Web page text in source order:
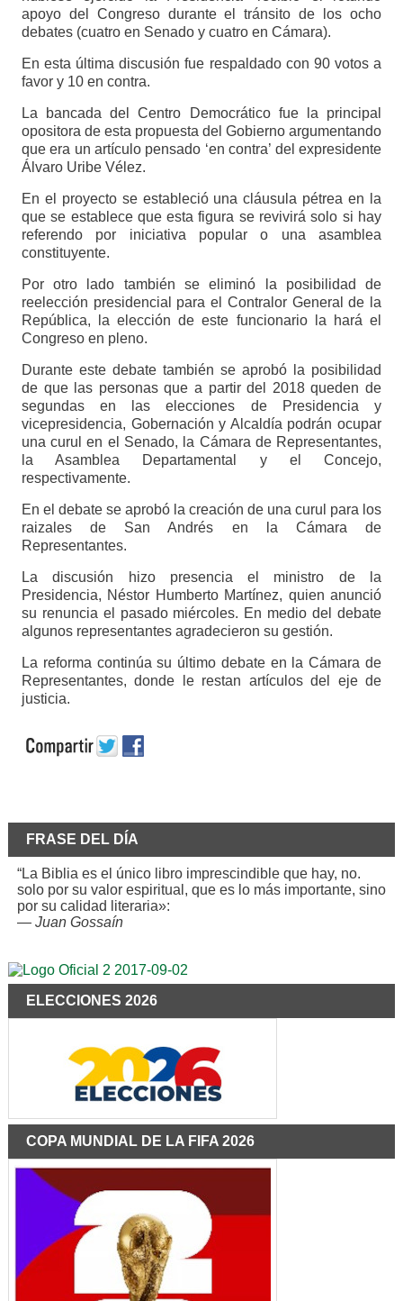
apoyo del Congreso durante el tránsito de los ocho
debates (cuatro en Senado y cuatro en Cámara).
En esta última discusión fue respaldado con 90 votos a
favor y 10 en contra.
La bancada del Centro Democrático fue la principal
opositora de esta propuesta del Gobierno argumentando
que era un artículo pensado ‘en contra’ del expresidente
Álvaro Uribe Vélez.
En el proyecto se estableció una cláusula pétrea en la
que se establece que esta figura se revivirá solo si hay
referendo por iniciativa popular o una asamblea
constituyente.
Por otro lado también se eliminó la posibilidad de
reelección presidencial para el Contralor General de la
República, la elección de este funcionario la hará el
Congreso en pleno.
Durante este debate también se aprobó la posibilidad
de que las personas que a partir del 2018 queden de
segundas en las elecciones de Presidencia y
vicepresidencia, Gobernación y Alcaldía podrán ocupar
una curul en el Senado, la Cámara de Representantes,
la Asamblea Departamental y el Concejo,
respectivamente.
En el debate se aprobó la creación de una curul para los
raizales de San Andrés en la Cámara de
Representantes.
La discusión hizo presencia el ministro de la
Presidencia, Néstor Humberto Martínez, quien anunció
su renuncia el pasado miércoles. En medio del debate
algunos representantes agradecieron su gestión.
La reforma continúa su último debate en la Cámara de
Representantes, donde le restan artículos del eje de
justicia.
FRASE DEL DÍA
“La Biblia es el único libro imprescindible que hay, no.
solo por su valor espiritual, que es lo más importante, sino
por su calidad literaria»:
— Juan Gossaín
ELECCIONES 2026
COPA MUNDIAL DE LA FIFA 2026